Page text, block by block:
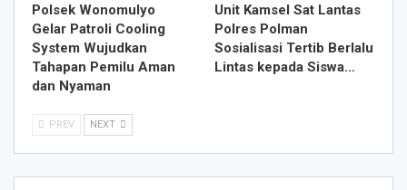
Polsek Wonomulyo
Gelar Patroli Cooling
System Wujudkan
Tahapan Pemilu Aman
dan Nyaman
Unit Kamsel Sat Lantas
Polres Polman
Sosialisasi Tertib Berlalu
Lintas kepada Siswa…
PREV NEXT